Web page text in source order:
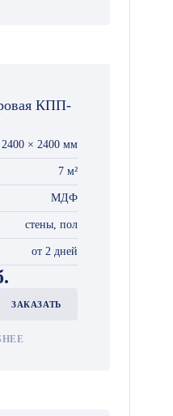
КПП-
× 2400 мм
7 м²
МДФ
стены, пол
от 2 дней
ЗАКАЗАТЬ